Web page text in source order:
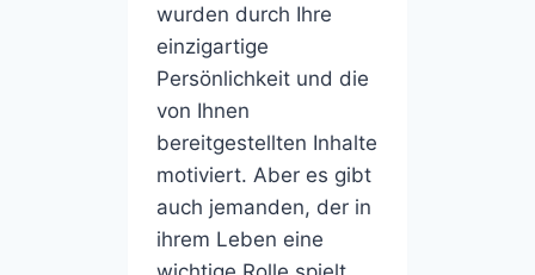
wurden durch Ihre
einzigartige
Persönlichkeit und die
von Ihnen
bereitgestellten Inhalte
motiviert. Aber es gibt
auch jemanden, der in
ihrem Leben eine